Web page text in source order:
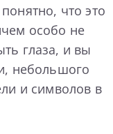
что это
особо не
глаза, и вы
небольшого
и символов в